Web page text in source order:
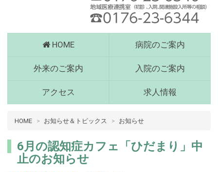
県
和
市)
メ
HOME 病院のご案内
外来のご案内 入院のご案内
アクセス 求人情報
病
介
護
十
HOME お知らせ＆トピックス お知らせ
6月の認知症カフェ「ひだまり」中
止のお知らせ